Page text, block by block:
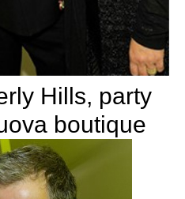
Hills, party
boutique